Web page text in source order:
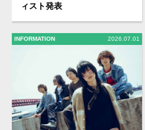
ィスト発表
INFORMATION 2026.07.01